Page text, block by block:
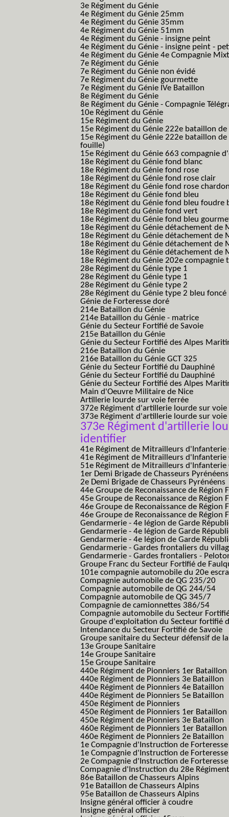
3e Régiment du Génie
4e Régiment du Génie 25mm
4e Régiment du Génie 35mm
4e Régiment du Génie 51mm
4e Régiment du Génie - insigne peint
4e Régiment du Génie - insigne peint -
4e Régiment du Génie 4e Compagnie
7e Régiment du Génie
7e Régiment du Génie non évidé
7e Régiment du Génie gourmette
7e Régiment du Génie IVe Bataillon
8e Régiment du Génie
8e Régiment du Génie - Compagnie
10e Régiment du Génie
15e Régiment du Génie
15e Régiment du Génie 222e bataillon
15e Régiment du Génie 222e bataillon
fouille)
15e Régiment du Génie 663 compagnie
18e Régiment du Génie fond blanc
18e Régiment du Génie fond rose
18e Régiment du Génie fond rose clair
18e Régiment du Génie fond rose
18e Régiment du Génie fond bleu
18e Régiment du Génie fond bleu foudre
18e Régiment du Génie fond vert
18e Régiment du Génie fond bleu
18e Régiment du Génie détachement de
18e Régiment du Génie détachement de
18e Régiment du Génie détachement de
18e Régiment du Génie détachement de
18e Régiment du Génie 202e compagnie
28e Régiment du Génie type 1
28e Régiment du Génie type 1
28e Régiment du Génie type 2
28e Régiment du Génie type 2 bleu foncé
Génie de Forteresse doré
214e Bataillon du Génie
214e Bataillon du Génie - matrice
Génie du Secteur Fortifié de Savoie
215e Bataillon du Génie
Génie du Secteur Fortifié des Alpes
216e Bataillon du Génie
216e Bataillon du Génie GCT 325
Génie du Secteur Fortifié du Dauphiné
Génie du Secteur Fortifié du Dauphiné
Génie du Secteur Fortifié des Alpes
Main d'Oeuvre Militaire de Nice
Artillerie lourde sur voie ferrée
372e Régiment d'artillerie lourde sur voie
373e Régiment d'artillerie lourde sur voie
373e Régiment d'artillerie
identifier
41e Régiment de Mitrailleurs d'Infanterie
41e Régiment de Mitrailleurs d'Infanterie
51e Régiment de Mitrailleurs d'Infanterie
1er Demi Brigade de Chasseurs Pyrénéens
2e Demi Brigade de Chasseurs Pyrénéens
44e Groupe de Reconaissance de Région
45e Groupe de Reconaissance de Région
46e Groupe de Reconaissance de Région
46e Groupe de Reconaissance de
Gendarmerie - 4e légion de Garde
Gendarmerie - 4e légion de Garde
Gendarmerie - 4e légion de Garde
Gendarmerie - Gardes frontaliers du
Gendarmerie - Gardes frontaliers -
Groupe Franc du Secteur Fortifié de
101e compagnie automobile du 20e
Compagnie automobile de QG 235/20
Compagnie automobile de QG 244/54
Compagnie automobile de QG 345/7
Compagnie de camionnettes 386/54
Compagnie automobile du Secteur
Groupe d'exploitation du Secteur fortifié
Intendance du Secteur Fortifié de Savoie
Groupe sanitaire du Secteur défensif de
13e Groupe Sanitaire
14e Groupe Sanitaire
15e Groupe Sanitaire
440e Régiment de Pionniers 1er Bataillon
440e Régiment de Pionniers 3e Bataillon
440e Régiment de Pionniers 4e Bataillon
440e Régiment de Pionniers 5e Bataillon
450e Régiment de Pionniers
450e Régiment de Pionniers 1er Bataillon
450e Régiment de Pionniers 3e Bataillon
460e Régiment de Pionniers 1er Bataillon
460e Régiment de Pionniers 2e Bataillon
1e Compagnie d'Instruction de
1e Compagnie d'Instruction de
2e Compagnie d'Instruction de
Compagnie d'Instruction du 28e
86e Bataillon de Chasseurs Alpins
91e Bataillon de Chasseurs Alpins
95e Bataillon de Chasseurs Alpins
Insigne général officier à coudre
Insigne général officier